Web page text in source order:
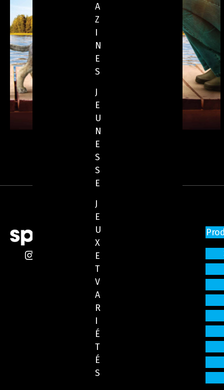
A
Z
I
N
E
S
J
E
U
N
E
S
S
E
J
E
U
X
E
T
V
A
R
I
É
T
É
S